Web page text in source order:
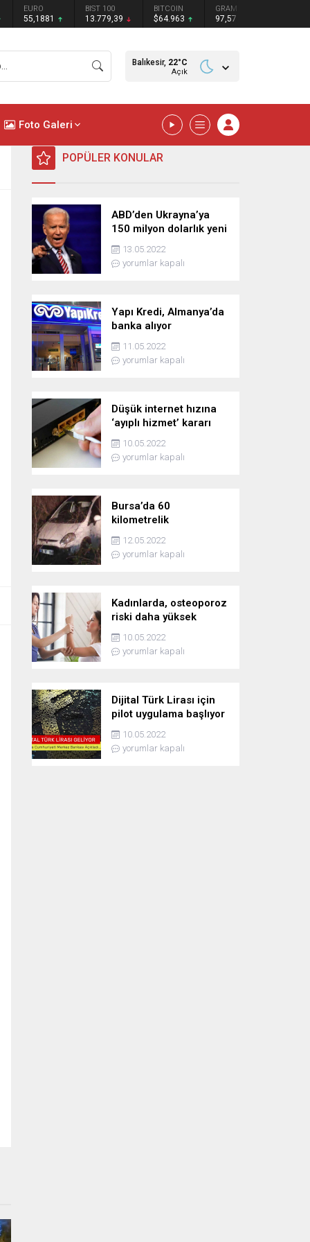
BIST 100
13.779,39
BITCOIN
$64.963
GRAM GÜMÜŞ
97,57
BITCOIN
₺
Balıkesir, 22°C
Açık
Foto Galeri
POPÜLER KONULAR
ABD’den Ukrayna’ya
150 milyon dolarlık yeni
askeri yardım
13.05.2022
yorumlar kapalı
Yapı Kredi, Almanya’da
banka alıyor
11.05.2022
yorumlar kapalı
Düşük internet hızına
‘ayıplı hizmet’ kararı
10.05.2022
yorumlar kapalı
Bursa’da 60
kilometrelik
kovalamaca!
12.05.2022
yorumlar kapalı
Kadınlarda, osteoporoz
riski daha yüksek
10.05.2022
yorumlar kapalı
Dijital Türk Lirası için
pilot uygulama başlıyor
10.05.2022
yorumlar kapalı